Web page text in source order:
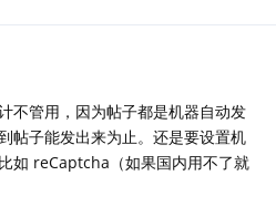
不管用，因为帖子都是机器自动发
帖子能发出来为止。还是要设置机
如 reCaptcha（如果国内用不了就